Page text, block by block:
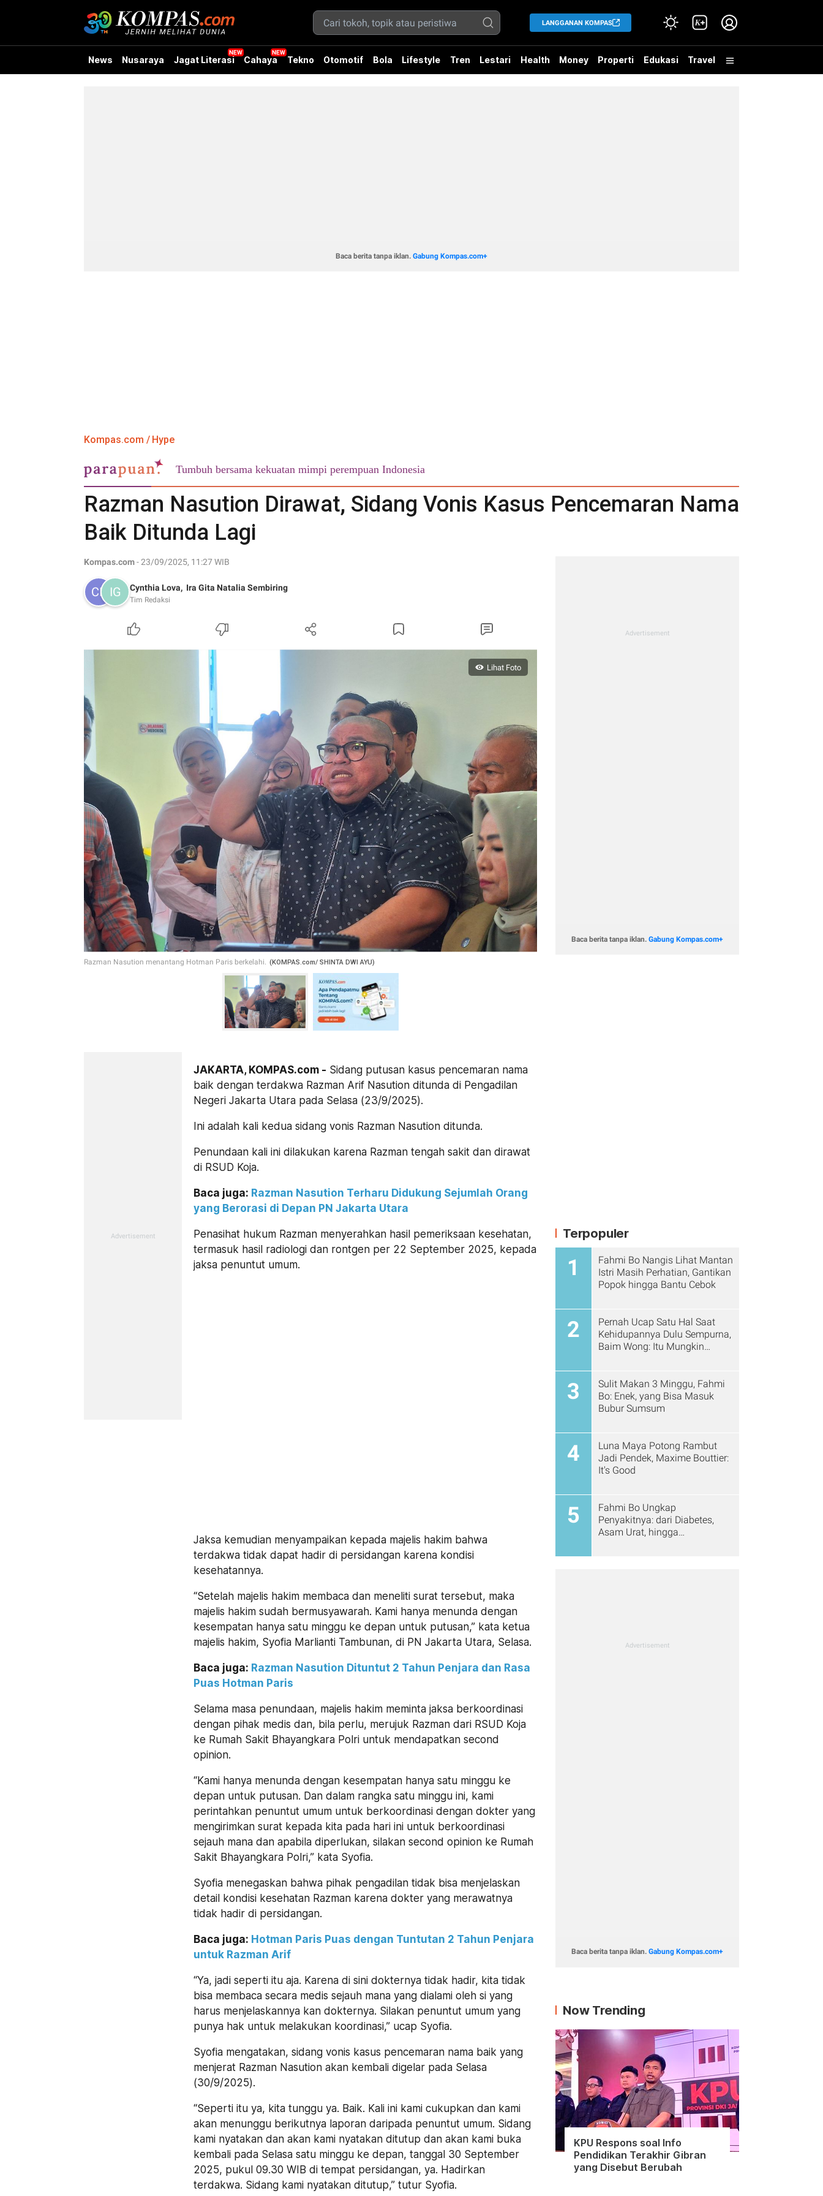
LANGGANAN KOMPAS
News Nusaraya Jagat Literasi Cahaya Tekno Otomotif Bola Lifestyle Tren Lestari Health Money Properti Edukasi Travel
Baca berita tanpa iklan. Gabung Kompas.com+
Kompas.com Hype
Tumbuh bersama kekuatan mimpi perempuan Indonesia
Razman Nasution Dirawat, Sidang Vonis Kasus Pencemaran Nama
Baik Ditunda Lagi
Kompas.com- 23/09/2025, 11:27 WIB
Cynthia Lova, Ira Gita Natalia Sembiring
Tim Redaksi
Lihat Foto
Razman Nasution menantang Hotman Paris berkelahi. (KOMPAS.com/ SHINTA DWI AYU)
JAKARTA, KOMPAS.com - Sidang putusan kasus pencemaran nama
baik dengan terdakwa Razman Arif Nasution ditunda di Pengadilan
Negeri Jakarta Utara pada Selasa (23/9/2025).
Ini adalah kali kedua sidang vonis Razman Nasution ditunda.
Penundaan kali ini dilakukan karena Razman tengah sakit dan dirawat
di RSUD Koja.
Baca juga: Razman Nasution Terharu Didukung Sejumlah Orang
yang Berorasi di Depan PN Jakarta Utara
Penasihat hukum Razman menyerahkan hasil pemeriksaan kesehatan,
termasuk hasil radiologi dan rontgen per 22 September 2025, kepada
jaksa penuntut umum.
Jaksa kemudian menyampaikan kepada majelis hakim bahwa
terdakwa tidak dapat hadir di persidangan karena kondisi
kesehatannya.
“Setelah majelis hakim membaca dan meneliti surat tersebut, maka
majelis hakim sudah bermusyawarah. Kami hanya menunda dengan
kesempatan hanya satu minggu ke depan untuk putusan,” kata ketua
majelis hakim, Syofia Marlianti Tambunan, di PN Jakarta Utara, Selasa.
Baca juga: Razman Nasution Dituntut 2 Tahun Penjara dan Rasa
Puas Hotman Paris
Selama masa penundaan, majelis hakim meminta jaksa berkoordinasi
dengan pihak medis dan, bila perlu, merujuk Razman dari RSUD Koja
ke Rumah Sakit Bhayangkara Polri untuk mendapatkan second
opinion.
“Kami hanya menunda dengan kesempatan hanya satu minggu ke
depan untuk putusan. Dan dalam rangka satu minggu ini, kami
perintahkan penuntut umum untuk berkoordinasi dengan dokter yang
mengirimkan surat kepada kita pada hari ini untuk berkoordinasi
sejauh mana dan apabila diperlukan, silakan second opinion ke Rumah
Sakit Bhayangkara Polri,” kata Syofia.
Syofia menegaskan bahwa pihak pengadilan tidak bisa menjelaskan
detail kondisi kesehatan Razman karena dokter yang merawatnya
tidak hadir di persidangan.
Baca juga: Hotman Paris Puas dengan Tuntutan 2 Tahun Penjara
untuk Razman Arif
“Ya, jadi seperti itu aja. Karena di sini dokternya tidak hadir, kita tidak
bisa membaca secara medis sejauh mana yang dialami oleh si yang
harus menjelaskannya kan dokternya. Silakan penuntut umum yang
punya hak untuk melakukan koordinasi,” ucap Syofia.
Syofia mengatakan, sidang vonis kasus pencemaran nama baik yang
menjerat Razman Nasution akan kembali digelar pada Selasa
(30/9/2025).
“Seperti itu ya, kita tunggu ya. Baik. Kali ini kami cukupkan dan kami
akan menunggu berikutnya laporan daripada penuntut umum. Sidang
kami nyatakan dan akan kami nyatakan ditutup dan akan kami buka
kembali pada Selasa satu minggu ke depan, tanggal 30 September
2025, pukul 09.30 WIB di tempat persidangan, ya. Hadirkan
terdakwa. Sidang kami nyatakan ditutup,” tutur Syofia.
Baca berita tanpa iklan. Gabung Kompas.com+
Terpopuler
1
Fahmi Bo Nangis Lihat Mantan
Istri Masih Perhatian, Gantikan
Popok hingga Bantu Cebok
2
Pernah Ucap Satu Hal Saat
Kehidupannya Dulu Sempurna,
Baim Wong: Itu Mungkin
3
Sulit Makan 3 Minggu, Fahmi
Bo: Enek, yang Bisa Masuk
Bubur Sumsum
4
Luna Maya Potong Rambut
Jadi Pendek, Maxime Bouttier:
It's Good
5
Fahmi Bo Ungkap
Penyakitnya: dari Diabetes,
Asam Urat, hingga
Baca berita tanpa iklan. Gabung Kompas.com+
Now Trending
KPU Respons soal Info
Pendidikan Terakhir Gibran
yang Disebut Berubah